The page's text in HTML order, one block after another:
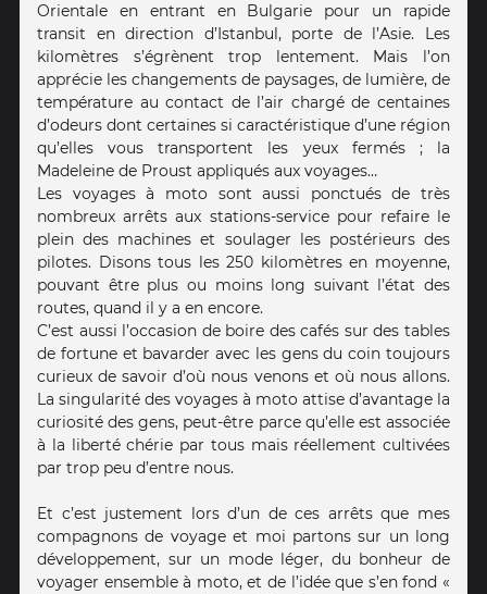
Orientale en entrant en Bulgarie pour un rapide
transit en direction d’Istanbul, porte de l’Asie. Les
kilomètres s’égrènent trop lentement. Mais l’on
apprécie les changements de paysages, de lumière, de
température au contact de l’air chargé de centaines
d’odeurs dont certaines si caractéristique d’une région
qu’elles vous transportent les yeux fermés ; la
Madeleine de Proust appliqués aux voyages…
Les voyages à moto sont aussi ponctués de très
nombreux arrêts aux stations-service pour refaire le
plein des machines et soulager les postérieurs des
pilotes. Disons tous les 250 kilomètres en moyenne,
pouvant être plus ou moins long suivant l’état des
routes, quand il y a en encore.
C’est aussi l’occasion de boire des cafés sur des tables
de fortune et bavarder avec les gens du coin toujours
curieux de savoir d’où nous venons et où nous allons.
La singularité des voyages à moto attise d’avantage la
curiosité des gens, peut-être parce qu’elle est associée
à la liberté chérie par tous mais réellement cultivées
par trop peu d’entre nous.
Et c’est justement lors d’un de ces arrêts que mes
compagnons de voyage et moi partons sur un long
développement, sur un mode léger, du bonheur de
voyager ensemble à moto, et de l’idée que s’en fond «